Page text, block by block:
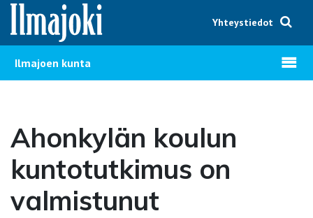
Hyppää sisältöön
Yhteystiedot
Ilmajoen kunta Avaa
Ahonkylän koulun
kuntotutkimus on
valmistunut